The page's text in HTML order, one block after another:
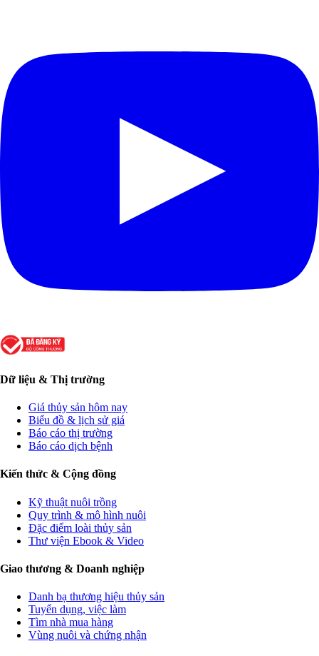
Dữ liệu & Thị trường
Giá thủy sản hôm nay
Biểu đồ & lịch sử giá
Báo cáo thị trường
Báo cáo dịch bệnh
Kiến thức & Cộng đồng
Kỹ thuật nuôi trồng
Quy trình & mô hình nuôi
Đặc điểm loài thủy sản
Thư viện Ebook & Video
Giao thương & Doanh nghiệp
Danh bạ thương hiệu thủy sản
Tuyển dụng, việc làm
Tìm nhà mua hàng
Vùng nuôi và chứng nhận